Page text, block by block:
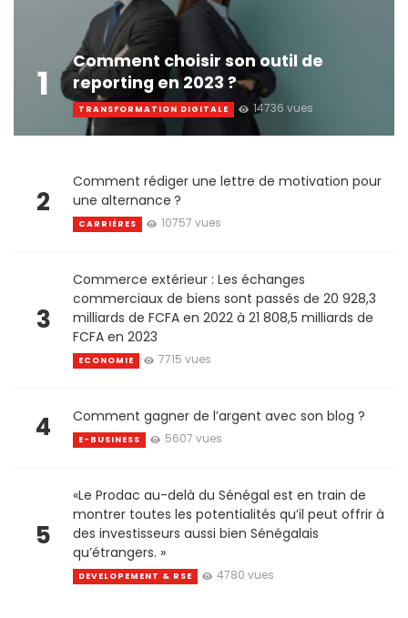
1
Comment choisir son outil de
reporting en 2023 ?
TRANSFORMATION DIGITALE 14736 vues
2
Comment rédiger une lettre de motivation pour
une alternance ?
CARRIÈRES 10757 vues
3
Commerce extérieur : Les échanges
commerciaux de biens sont passés de 20 928,3
milliards de FCFA en 2022 à 21 808,5 milliards de
FCFA en 2023
ECONOMIE 7715 vues
4 Comment gagner de l’argent avec son blog ?
E-BUSINESS 5607 vues
5
«Le Prodac au-delà du Sénégal est en train de
montrer toutes les potentialités qu’il peut offrir à
des investisseurs aussi bien Sénégalais
qu’étrangers. »
DEVELOPEMENT & RSE 4780 vues